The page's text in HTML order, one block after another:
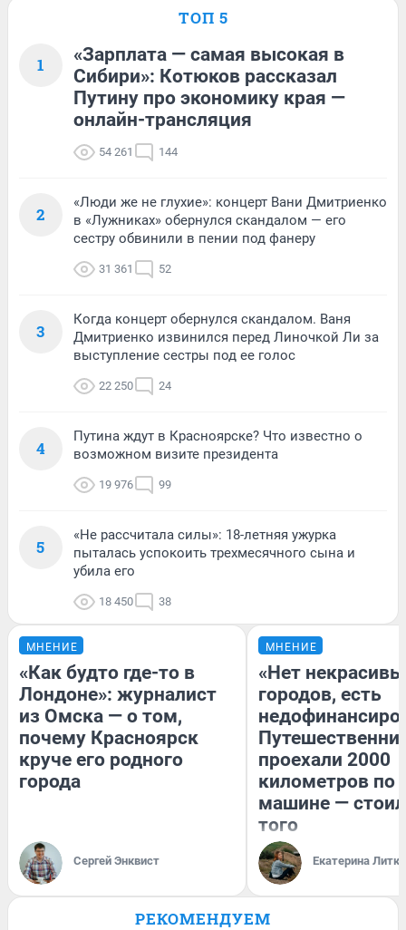
ТОП 5
1
«Зарплата — самая высокая в
Сибири»: Котюков рассказал
Путину про экономику края —
онлайн-трансляция
54 261 144
2
«Люди же не глухие»: концерт Вани Дмитриенко
в «Лужниках» обернулся скандалом — его
сестру обвинили в пении под фанеру
31 361 52
3
Когда концерт обернулся скандалом. Ваня
Дмитриенко извинился перед Линочкой Ли за
выступление сестры под ее голос
22 250 24
4
Путина ждут в Красноярске? Что известно о
возможном визите президента
19 976 99
5
«Не рассчитала силы»: 18-летняя ужурка
пыталась успокоить трехмесячного сына и
убила его
18 450 38
МНЕНИЕ
«Как будто где-то в
Лондоне»: журналист
из Омска — о том,
почему Красноярск
круче его родного
города
Сергей Энквист
МНЕНИЕ
«Нет
городов, есть
проехали 2000
километров по
машине —
того
Екатерина
РЕКОМЕНДУЕМ